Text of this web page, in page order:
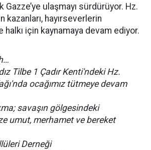
ulaşmayı sürdürüyor. Hz.
kazanları, hayırseverlerin
halkı için kaynamaya devam ediyor.
Tilbe 1 Çadır Kenti'ndeki Hz.
ocağımız tütmeye devam
savaşın gölgesindeki
umut, merhamet ve bereket
Derneği